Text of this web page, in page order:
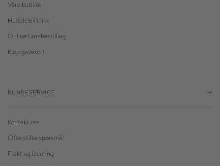
Våre butikker
Hudpleieklinikk
Online timebestilling
Kjøp gavekort
KUNDESERVICE
Kontakt oss
Ofte stilte spørsmål
Frakt og levering